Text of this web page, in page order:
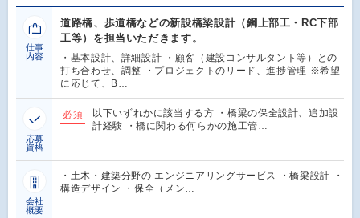
仕事
内容
道路橋、歩道橋などの新設橋梁設計（鋼上部工・RC下部
工等）を担当いただきます。
・基本設計、詳細設計 ・顧客（建設コンサルタント等）との
打ち合わせ、調整 ・プロジェクトのリード、進捗管理 ※希望
に応じて、B…
応募
資格
必須
以下いずれかに該当する方 ・橋梁の保全設計、追加設
計経験 ・橋に関わる何らかの施工管…
会社
概要
・土木・建築分野の エンジニアリングサービス ・橋梁設計 ・
構造デザイン ・保全（メン…